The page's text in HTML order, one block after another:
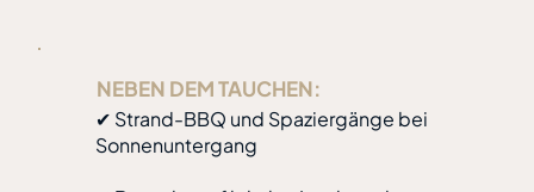
NEBEN DEM TAUCHEN:
✔ Strand-BBQ und Spaziergänge bei
Sonnenuntergang